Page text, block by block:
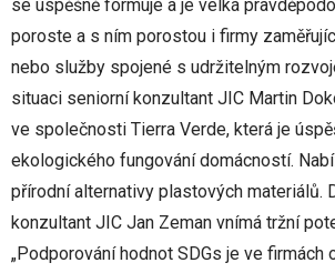
se úspěšně formuje a je velká
poroste a s ním porostou i firmy
nebo služby spojené s udržitelným
situaci seniorní konzultant JIC Martin
ve společnosti Tierra Verde, která je
ekologického fungování domácností.
přírodní alternativy plastových materiálů.
konzultant JIC Jan Zeman vnímá tržní
„Podporování hodnot SDGs je ve firmách